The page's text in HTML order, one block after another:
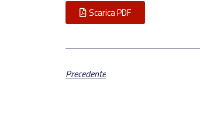
Scarica PDF
Precedente